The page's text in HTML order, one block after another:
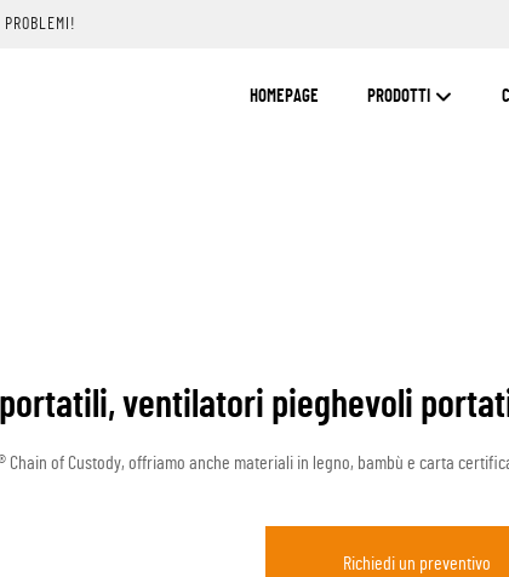
HOMEPAGE PRODOTTI
ventilatori pieghevoli
Chain of Custody, offriamo anche materiali in legno, bambù e carta
Richiedi un preventivo